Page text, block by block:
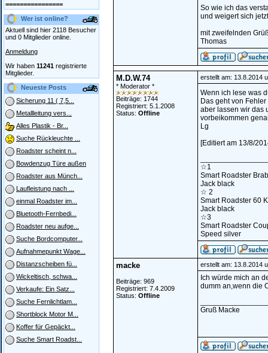
================
Wer ist online?
Aktuell sind hier 2118 Besucher
und 0 Mitglieder online.
Anmeldung
Wir haben 11241 registrierte
Mitglieder.
Neueste Posts
Sicherung 11 ( 7,5...
Metallleitung vers...
Alles Plastik - Br...
Suche Rückleuchte ...
Roadster scheint n...
Bowdenzug Türe außen
Roadster aus Münch...
Laufleistung nach ...
einmal Roadster im...
Bluetooth-Fernbedi...
Roadster neu aufge...
Suche Bordcomputer...
Aufnahmepunkt Wage...
Distanzscheiben fü...
Wickeltisch, schwa...
Verkaufe: Ein Satz...
Suche Fernlichtlam...
Shortblock Motor M...
Koffer für Gepäckt...
Suche Smart Roadst...
So wie ich das
und weigert sich
mit zweifelnden
Thomas
M.D.W.74
* Moderator *
Beiträge: 1744
Registriert: 5.1.2008
Status: Offline
erstellt am: 13.8.2014
Wenn ich lese was
Das geht von
aber lassen wir das
vorbeikommen
Lg
[Editiert am 13/8/
☆1
Smart Roadster
Jack black
☆ 2
Smart Roadster 60
Jack black
☆3
Smart Roadster
Speed silver
macke
Beiträge: 969
Registriert: 7.4.2009
Status: Offline
erstellt am: 13.8.2014
Ich würde mich an
dumm an,wenn die
Gruß Macke